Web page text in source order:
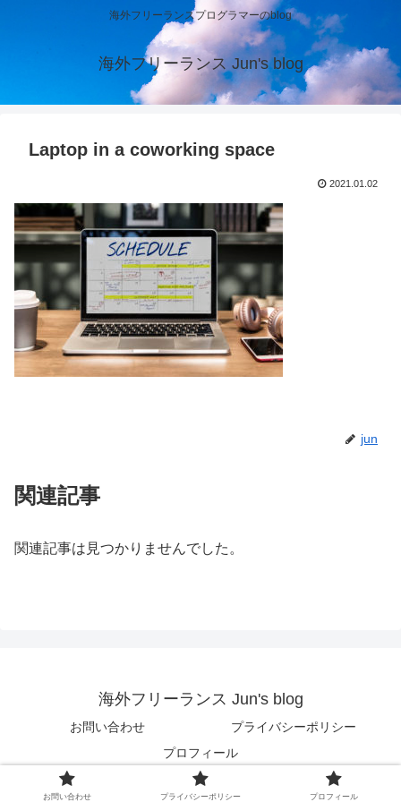
海外フリーランスプログラマーのblog
海外フリーランス Jun's blog
Laptop in a coworking space
2021.01.02
jun
関連記事
関連記事は見つかりませんでした。
海外フリーランス Jun's blog
お問い合わせ
プライバシーポリシー
プロフィール
© 2018 海外フリーランス Jun's blog.
お問い合わせ プライバシーポリシー プロフィール